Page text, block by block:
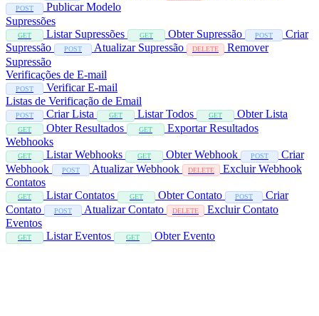
POST
Publicar Modelo
Supressões
GET Listar Supressões GET Obter Supressão POST
Criar
Supressão
POST Atualizar Supressão DELETE
Remover
Supressão
Verificações de E-mail
POST
Verificar E-mail
Listas de Verificação de Email
POST Criar Lista GET Listar Todos GET Obter Lista
GET Obter Resultados GET
Exportar Resultados
Webhooks
GET Listar Webhooks GET Obter Webhook POST
Criar
Webhook
POST Atualizar Webhook DELETE
Excluir Webhook
Contatos
GET Listar Contatos GET Obter Contato POST
Criar
Contato
POST Atualizar Contato DELETE
Excluir Contato
Eventos
GET Listar Eventos GET Obter Evento